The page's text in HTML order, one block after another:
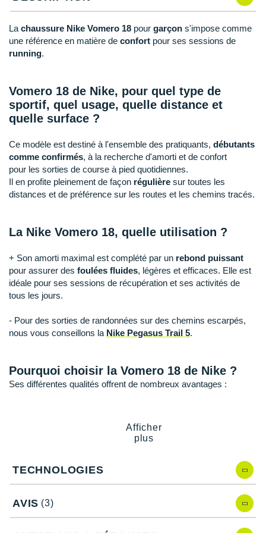
La chaussure Nike Vomero 18 pour garçon s'impose comme
une référence en matière de confort pour ses sessions de
running.
Vomero 18 de Nike, pour quel type de
sportif, quel usage, quelle distance et
quelle surface ?
Ce modèle est destiné à l'ensemble des pratiquants, débutants
comme confirmés, à la recherche d'amorti et de confort
pour les sorties de course à pied quotidiennes.
Il en profite pleinement de façon régulière sur toutes les
distances et de préférence sur les routes et les chemins tracés.
La Nike Vomero 18, quelle utilisation ?
+ Son amorti maximal est complété par un rebond puissant
pour assurer des foulées fluides, légères et efficaces. Elle est
idéale pour ses sessions de récupération et ses activités de
tous les jours.
- Pour des sorties de randonnées sur des chemins escarpés,
nous vous conseillons la Nike Pegasus Trail 5.
Pourquoi choisir la Vomero 18 de Nike ?
Ses différentes qualités offrent de nombreux avantages :
Des atterrissages moelleux sans sacrifier la réactivité.
à la hauteur de ses efforts.
Des transitions fluides et naturelles.
Caractéristiques de la chaussure Nike
Afficher
plus
TECHNOLOGIES
AVIS (3)
DÉSTOCKAGE
Nike
NNormal
On-Running
Orca
OVERSTIMS
Patagonia
Petzl
Raidlight
Reebok
Salomon
Saxx
Sidas